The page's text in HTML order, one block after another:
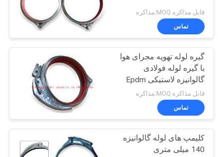
قابل مذاکره MOQ:مذاکره
تماس
گیره لوله تهویه مجرای هوا
با گیره لوله فولادی
گالوانیزه لاستیکی Epdm
قابل مذاکره MOQ:مذاکره
تماس
کلیمپ های لوله گالوانیزه
140 میلی متری